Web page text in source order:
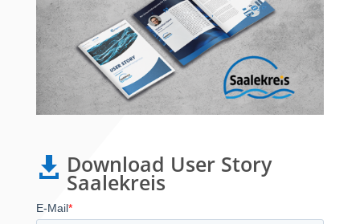
 Download User Story
Saalekreis